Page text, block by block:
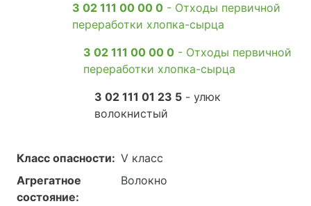
3 02 111 00 00 0 - Отходы первичной
переработки хлопка-сырца
3 02 111 00 00 0 - Отходы первичной
переработки хлопка-сырца
3 02 111 01 23 5 - улюк
волокнистый
Класс опасности: V класс
Агрегатное
состояние:
Волокно